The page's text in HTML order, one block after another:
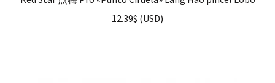
12.39$ (USD)